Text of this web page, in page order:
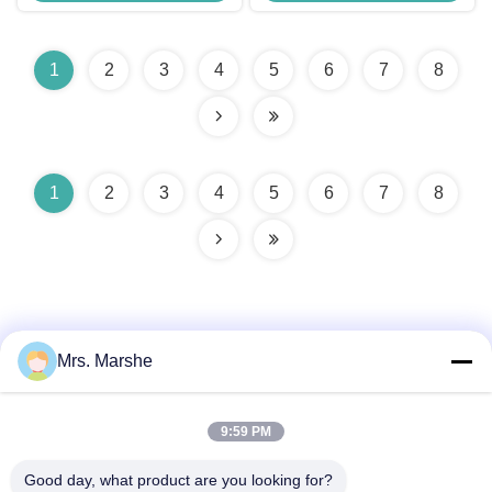
Üreticisi
1 2 3 4 5 6 7 8
1 2 3 4 5 6 7 8
Adres
Mrs. Marshe
9:59 PM
Good day, what product are you looking for?